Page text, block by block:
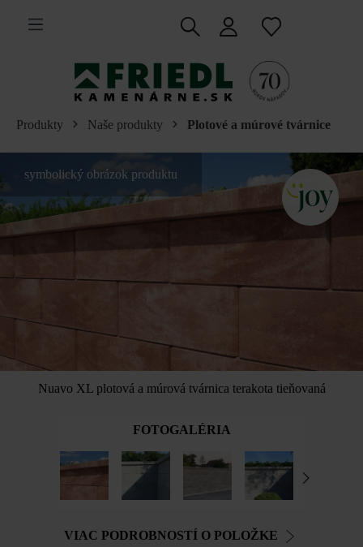
hlavný obsah
Produkty Naše produkty Plotové a múrové tvárnice
Nuavo XL plotová a múrová tvárnica terakota tieňovaná
symbolický obrázok produktu
FOTOGALÉRIA
VIAC PODROBNOSTÍ O POLOŽKE